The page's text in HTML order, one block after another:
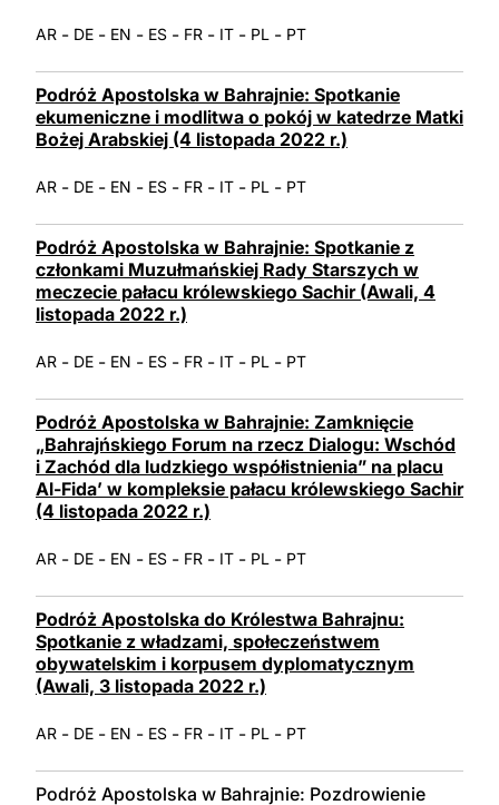
AR - DE - EN - ES - FR - IT - PL - PT
Podróż Apostolska w Bahrajnie: Spotkanie
ekumeniczne i modlitwa o pokój w katedrze Matki
Bożej Arabskiej (4 listopada 2022 r.)
AR - DE - EN - ES - FR - IT - PL - PT
Podróż Apostolska w Bahrajnie: Spotkanie z
członkami Muzułmańskiej Rady Starszych w
meczecie pałacu królewskiego Sachir (Awali, 4
listopada 2022 r.)
AR - DE - EN - ES - FR - IT - PL - PT
Podróż Apostolska w Bahrajnie: Zamknięcie
„Bahrajńskiego Forum na rzecz Dialogu: Wschód
i Zachód dla ludzkiego współistnienia” na placu
Al-Fida’ w kompleksie pałacu królewskiego Sachir
(4 listopada 2022 r.)
AR - DE - EN - ES - FR - IT - PL - PT
Podróż Apostolska do Królestwa Bahrajnu:
Spotkanie z władzami, społeczeństwem
obywatelskim i korpusem dyplomatycznym
(Awali, 3 listopada 2022 r.)
AR - DE - EN - ES - FR - IT - PL - PT
Podróż Apostolska w Bahrajnie: Pozdrowienie